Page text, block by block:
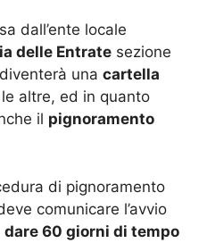
dall’ente locale
delle Entrate sezione
una cartella
altre, ed in quanto
il pignoramento
di pignoramento
comunicare l’avvio
dare 60 giorni di tempo